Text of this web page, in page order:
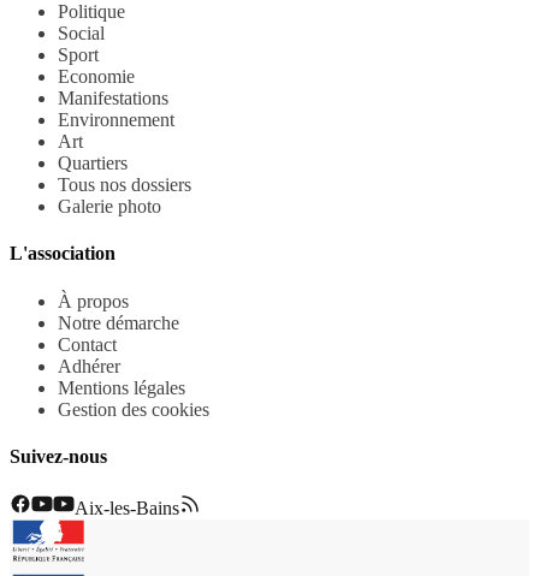
Politique
Social
Sport
Economie
Manifestations
Environnement
Art
Quartiers
Tous nos dossiers
Galerie photo
L'association
À propos
Notre démarche
Contact
Adhérer
Mentions légales
Gestion des cookies
Suivez-nous
Aix-les-Bains